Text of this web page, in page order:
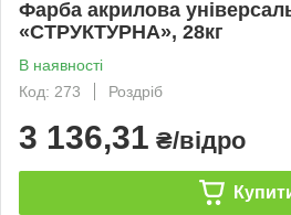
Фарба акрилова
«СТРУКТУРНА», 28кг
В наявності
Код: 273
Роздріб
3 136,31 ₴/відро